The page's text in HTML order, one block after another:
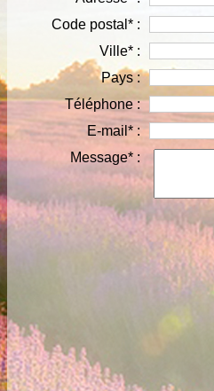
Code postal* :
Ville* :
Pays :
Téléphone :
E-mail* :
Message* :